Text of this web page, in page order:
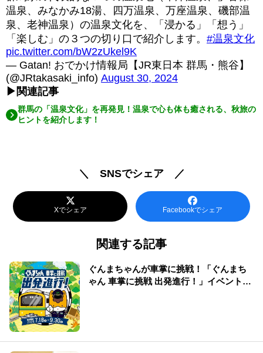
温泉、みなかみ18湯、四万温泉、万座温泉、磯部温
泉、老神温泉）の温泉文化を、「浸かる」「想う」
「楽しむ」の３つの切り口で紹介します。 #温泉文化
pic.twitter.com/bW2zUkel9K
— Gatan! おでかけ情報局【JR東日本 群馬・熊谷】
(@JRtakasaki_info) August 30, 2024
▶関連記事
群馬の「温泉文化」を再発見！温泉で心も体も癒される、秋旅の
ヒントを紹介します！
＼ SNSでシェア ／
Xでシェア Facebookでシェア
関連する記事
ぐんまちゃんが車掌に挑戦！「ぐんまち
ゃん 車掌に挑戦 出発進行！」イベント情